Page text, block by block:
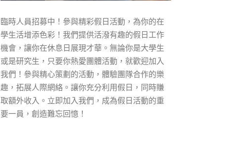
臨時人員招募中！參與精彩假日活動，為你的在
學生活增添色彩！我們提供活潑有趣的假日工作
機會，讓你在休息日展現才華。無論你是大學生
或是研究生，只要你熱愛團體活動，就歡迎加入
我們！參與精心策劃的活動，體驗團隊合作的樂
趣，拓展人際網絡。讓你充分利用假日，同時賺
取額外收入。立即加入我們，成為假日活動的重
要一員，創造難忘回憶！